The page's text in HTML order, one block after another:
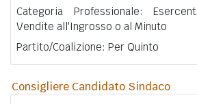
Categoria Professionale:
Vendite all'Ingrosso o al Minuto
Partito/Coalizione: Per Quinto
Consigliere Candidato Sindaco